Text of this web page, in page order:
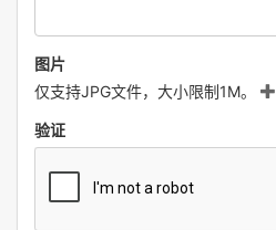
图片
仅支持JPG文件，大小限制1M。
验证